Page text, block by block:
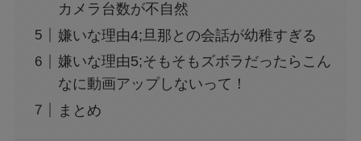
カメラ台数が不自然
嫌いな理由4;旦那との会話が幼稚すぎる
嫌いな理由5;そもそもズボラだったらこん
なに動画アップしないって！
まとめ